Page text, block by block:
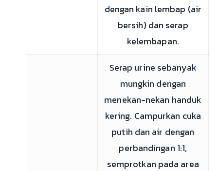
dengan kain lembap (air
bersih) dan serap
kelembapan.
Serap urine sebanyak
mungkin dengan
menekan-nekan handuk
kering. Campurkan cuka
putih dan air dengan
perbandingan 1:1,
semprotkan pada area